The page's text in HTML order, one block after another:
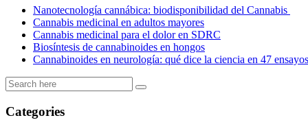
Nanotecnología cannábica: biodisponibilidad del Cannabis
Cannabis medicinal en adultos mayores
Cannabis medicinal para el dolor en SDRC
Biosíntesis de cannabinoides en hongos
Cannabinoides en neurología: qué dice la ciencia en 47 ensayos
Categories